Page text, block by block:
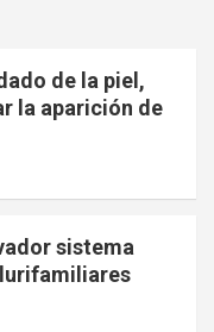
de la piel,
la aparición de
sistema